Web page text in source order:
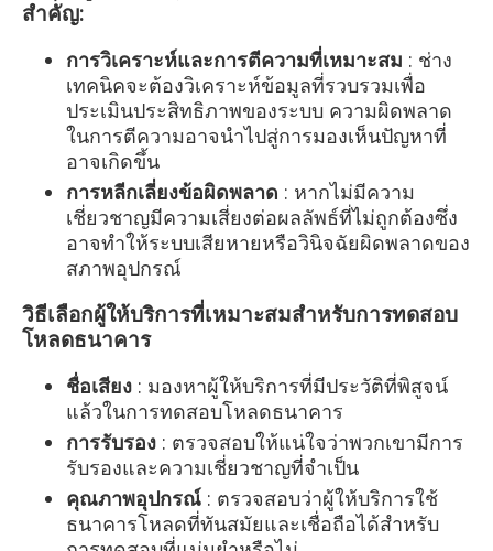
สำคัญ:
การวิเคราะห์และการตีความที่เหมาะสม : ช่าง
เทคนิคจะต้องวิเคราะห์ข้อมูลที่รวบรวมเพื่อ
ประเมินประสิทธิภาพของระบบ ความผิดพลาด
ในการตีความอาจนำไปสู่การมองเห็นปัญหาที่
อาจเกิดขึ้น
การหลีกเลี่ยงข้อผิดพลาด : หากไม่มีความ
เชี่ยวชาญมีความเสี่ยงต่อผลลัพธ์ที่ไม่ถูกต้องซึ่ง
อาจทำให้ระบบเสียหายหรือวินิจฉัยผิดพลาดของ
สภาพอุปกรณ์
วิธีเลือกผู้ให้บริการที่เหมาะสมสำหรับการทดสอบ
โหลดธนาคาร
ชื่อเสียง : มองหาผู้ให้บริการที่มีประวัติที่พิสูจน์
แล้วในการทดสอบโหลดธนาคาร
การรับรอง : ตรวจสอบให้แน่ใจว่าพวกเขามีการ
รับรองและความเชี่ยวชาญที่จำเป็น
คุณภาพอุปกรณ์ : ตรวจสอบว่าผู้ให้บริการใช้
ธนาคารโหลดที่ทันสมัยและเชื่อถือได้สำหรับ